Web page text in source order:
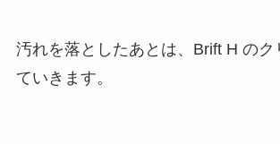
汚れを落としたあとは、Brift H のク
ていきます。